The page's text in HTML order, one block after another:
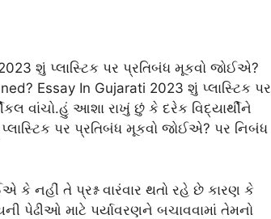
શું પ્લાસ્ટિક પર પ્રતિબંધ મૂકવો જોઈએ?
Essay In Gujarati 2023 શું પ્લાસ્ટિક પર
વાંચો.હું આશા રાખું છું કે દરેક વિદ્યાર્થીને
પર પ્રતિબંધ મૂકવો જોઈએ? પર નિબંધ
કે નહીં તે પ્રશ્ન વારંવાર થતો રહે છે કારણ કે
પેઢીઓ માટે પર્યાવરણને બચાવવામાં તેમનો